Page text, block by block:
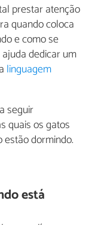
prestar atenção
quando coloca
e como se
dedicar um
linguagem
seguir
quais os gatos
dormindo.
está